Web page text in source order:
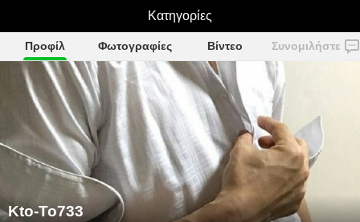
Kto-To733
Προφίλ Φωτογραφίες Βίντεο Συνομιλήστε
Kto-To733
Κατηγορίες